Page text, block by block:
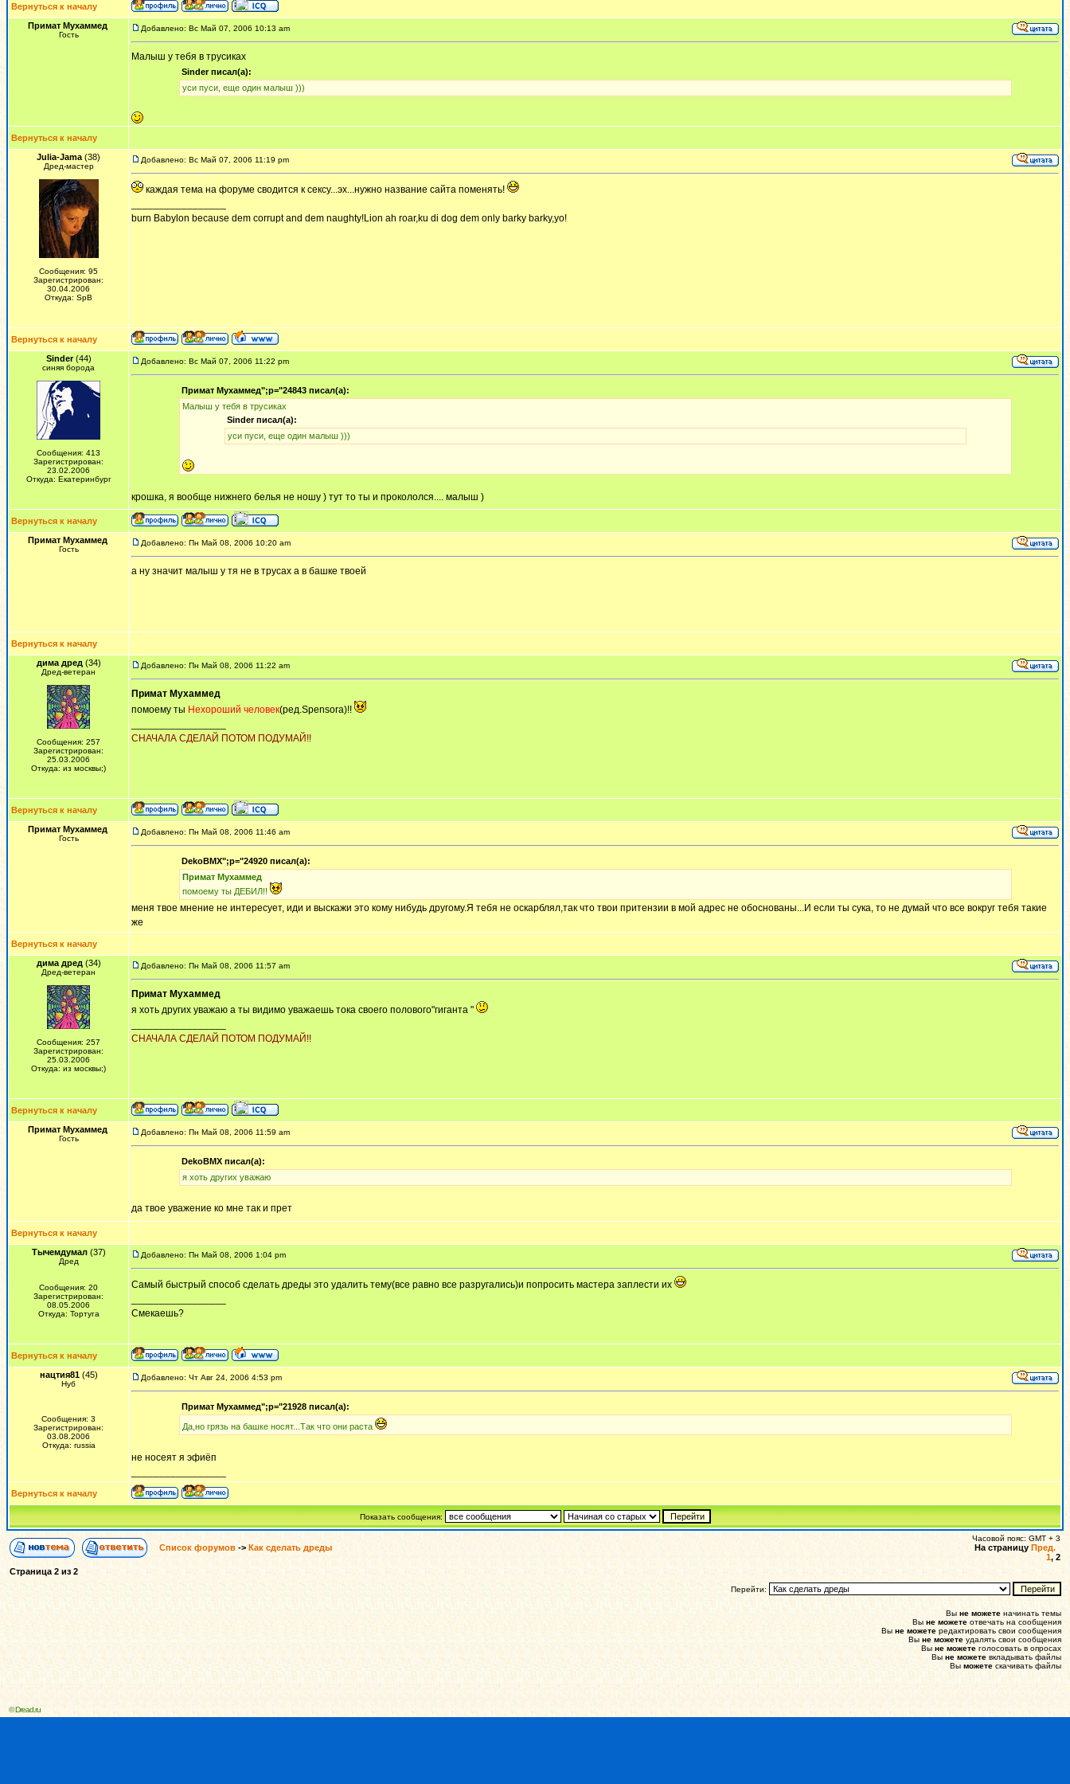
Вернуться к началу
Примат Мухаммед
Гость
Добавлено: Вс Май 07, 2006 10:13 am
Малыш у тебя в трусиках
Sinder писал(а):
уси пуси, еще один малыш )))
Вернуться к началу
Julia-Jama (38)
Дред-мастер
Сообщения: 95
Зарегистрирован:
30.04.2006
Откуда: SpB
Добавлено: Вс Май 07, 2006 11:19 pm
каждая тема на форуме сводится к сексу...эх...нужно название сайта поменять!
burn Babylon because dem corrupt and dem naughty!Lion ah roar,ku di dog dem only barky barky,yo!
Вернуться к началу
Sinder(44)
синяя борода
Сообщения: 413
Зарегистрирован:
23.02.2006
Откуда: Екатеринбург
Добавлено: Вс Май 07, 2006 11:22 pm
Примат Мухаммед";p="24843 писал(а):
Малыш у тебя в трусиках
Sinder писал(а):
уси пуси, еще один малыш )))
крошка, я вообще нижнего белья не ношу ) тут то ты и прокололся.... малыш )
Вернуться к началу
Примат Мухаммед
Гость
Добавлено: Пн Май 08, 2006 10:20 am
а ну значит малыш у тя не в трусах а в башке твоей
Вернуться к началу
дима дред (34)
Дред-ветеран
Сообщения: 257
Зарегистрирован:
25.03.2006
Откуда: из москвы;)
Добавлено: Пн Май 08, 2006 11:22 am
Примат Мухаммед
помоему ты Нехороший человек(ред.Spensora)!!
СНАЧАЛА СДЕЛАЙ ПОТОМ ПОДУМАЙ!!
Вернуться к началу
Примат Мухаммед
Гость
Добавлено: Пн Май 08, 2006 11:46 am
DekoBMX";p="24920 писал(а):
Примат Мухаммед
помоему ты ДЕБИЛ!!
меня твое мнение не интересует, иди и выскажи это кому нибудь другому.Я тебя не оскарблял,так что твои притензии в мой адрес не обоснованы...И если ты сука, то не думай что все вокруг тебя такие
же
Вернуться к началу
дима дред (34)
Дред-ветеран
Сообщения: 257
Зарегистрирован:
25.03.2006
Откуда: из москвы;)
Добавлено: Пн Май 08, 2006 11:57 am
Примат Мухаммед
я хоть других уважаю а ты видимо уважаешь тока своего полового"гиганта "
СНАЧАЛА СДЕЛАЙ ПОТОМ ПОДУМАЙ!!
Вернуться к началу
Примат Мухаммед
Гость
Добавлено: Пн Май 08, 2006 11:59 am
DekoBMX писал(а):
я хоть других уважаю
да твое уважение ко мне так и прет
Вернуться к началу
Тычемдумал(37)
Дред
Сообщения: 20
Зарегистрирован:
08.05.2006
Откуда: Тортуга
Добавлено: Пн Май 08, 2006 1:04 pm
Самый быстрый способ сделать дреды это удалить тему(все равно все разругались)и попросить мастера заплести их
Смекаешь?
Вернуться к началу
нацтия81(45)
Нуб
Сообщения: 3
Зарегистрирован:
03.08.2006
Откуда: russia
Добавлено: Чт Авг 24, 2006 4:53 pm
Примат Мухаммед";p="21928 писал(а):
Да,но грязь на башке носят...Так что они раста
не носеят я эфиёп
Вернуться к началу
Показать сообщения:
Список форумов -> Как сделать дреды
Часовой пояс: GMT + 3
На страницу Пред.
1, 2
Страница 2из 2
Перейти:
Вы не можете начинать темы
Вы не можете отвечать на сообщения
Вы не можете редактировать свои сообщения
Вы не можете удалять свои сообщения
Вы не можете голосовать в опросах
Вы не можете вкладывать файлы
Выможетескачивать файлы
© Dread.ru